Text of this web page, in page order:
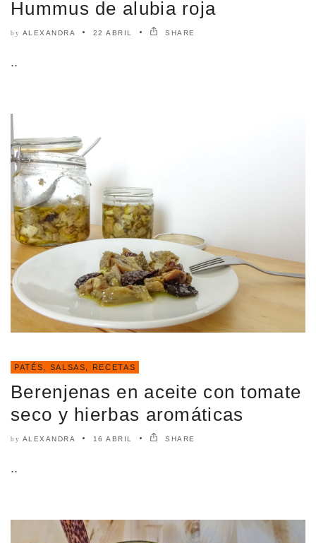
Hummus de alubia roja
by ALEXANDRA 22 ABRIL SHARE
..
PATÉS, SALSAS RECETAS
Berenjenas en aceite con tomate
seco y hierbas aromáticas
by ALEXANDRA 16 ABRIL SHARE
..